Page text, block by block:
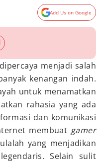
Add Us on Google
menjadi salah
kenangan indah.
untuk menamatkan
rahasia yang ada
dan komunikasi
membuat gamer
yang menjadikan
Selain sulit